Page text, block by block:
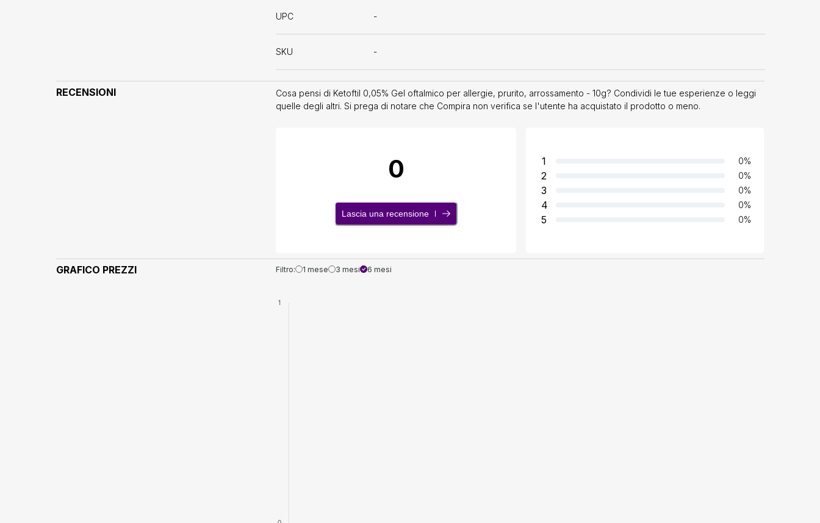
UPC -
SKU -
RECENSIONI
Cosa pensi di Ketoftil 0,05% Gel oftalmico per allergie, prurito, arrossamento - 10g? Condividi le tue esperienze o leggi
quelle degli altri. Si prega di notare che Compira non verifica se l'utente ha acquistato il prodotto o meno.
0
Lascia una recensione
1 0%
2 0%
3 0%
4 0%
5 0%
GRAFICO PREZZI Filtro: 1 mese 3 mesi 6 mesi